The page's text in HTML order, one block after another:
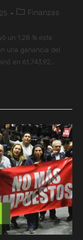
Finanzas
un 1,28 % este
una ganancia del
en 61.743,92…